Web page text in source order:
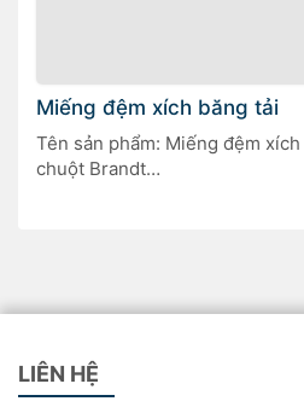
Miếng đệm xích băng tải
Tên sản phẩm: Miếng đệm
chuột Brandt
LIÊN HỆ